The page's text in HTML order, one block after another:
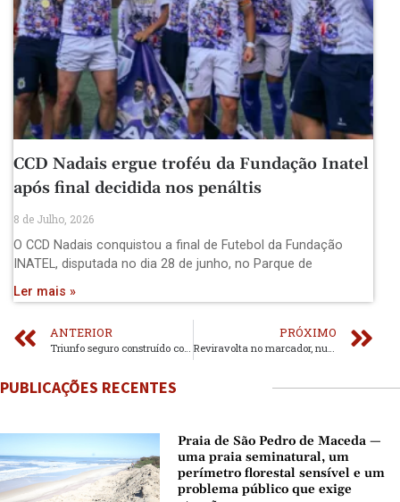
CCD Nadais ergue troféu da Fundação Inatel
após final decidida nos penáltis
8 de Julho, 2026
O CCD Nadais conquistou a final de Futebol da Fundação
INATEL, disputada no dia 28 de junho, no Parque de
Ler mais »
ANTERIOR PRÓXIMO
PUBLICAÇÕES RECENTES
Praia de São Pedro de Maceda —
uma praia seminatural, um
perímetro florestal sensível e um
problema público que exige